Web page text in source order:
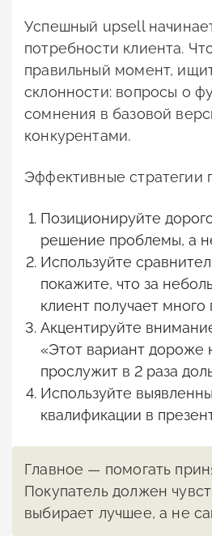
Успешный upsell
потребности клиента.
правильный момент,
склонности: вопросы о
сомнения в базовой
конкурентами.
Эффективные стратегии
Позиционируйте
решение проблемы, а
Используйте
покажите, что за
клиент получает много
Акцентируйте
«Этот вариант дороже
прослужит в 2 раза
Используйте
квалификации в
Главное — помогать
Покупатель должен
выбирает лучшее, а не